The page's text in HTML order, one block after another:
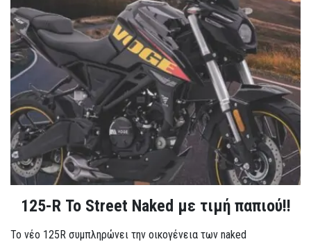
125-R Το Street Naked με τιμή παπιού!!
Το νέο 125R συμπληρώνει την οικογένεια των naked